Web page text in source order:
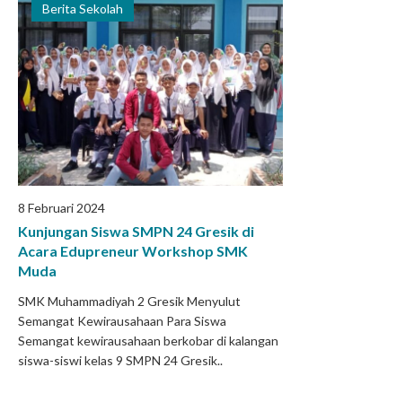
Berita Sekolah
8 Februari 2024
Kunjungan Siswa SMPN 24 Gresik di
Acara Edupreneur Workshop SMK
Muda
SMK Muhammadiyah 2 Gresik Menyulut
Semangat Kewirausahaan Para Siswa
Semangat kewirausahaan berkobar di kalangan
siswa-siswi kelas 9 SMPN 24 Gresik..